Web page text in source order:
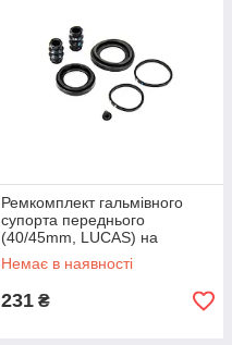
Ремкомплект гальмівного
супорта переднього
(40/45mm, LUCAS) на
Renault Trafic II 2001->2014
— Frenkit - 240024
Немає в наявності
231 ₴